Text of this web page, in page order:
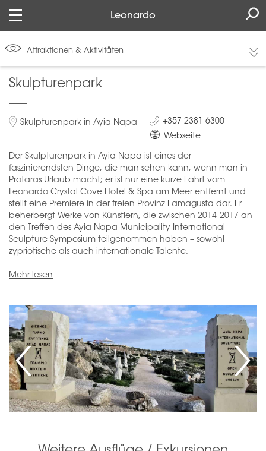
Leonardo
Attraktionen & Aktivitäten
Skulpturenpark
Skulpturenpark in Ayia Napa
+357 2381 6300
Webseite
Der Skulpturenpark in Ayia Napa ist eines der
faszinierendsten Dinge, die man sehen kann, wenn man in
Protaras Urlaub macht; er ist nur eine kurze Fahrt vom
Leonardo Crystal Cove Hotel & Spa am Meer entfernt und
stellt eine Premiere in der freien Provinz Famagusta dar. Er
beherbergt Werke von Künstlern, die zwischen 2014-2017 an
den Treffen des Ayia Napa Municipality International
Sculpture Symposium teilgenommen haben – sowohl
zypriotische als auch internationale Talente.
Mehr lesen